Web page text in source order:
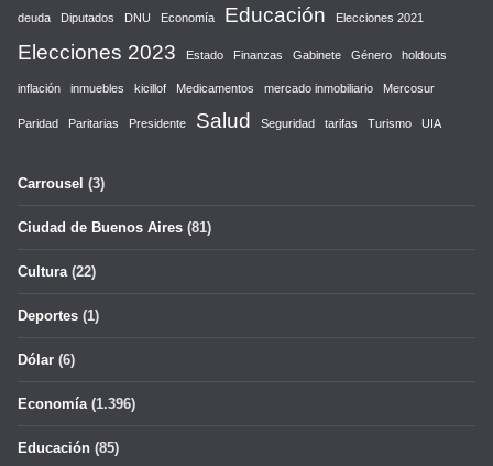
deuda Diputados DNU Economía Educación Elecciones 2021
Elecciones 2023 Estado Finanzas Gabinete Género holdouts
inflación inmuebles kicillof Medicamentos mercado inmobiliario Mercosur
Paridad Paritarias Presidente Salud Seguridad tarifas Turismo UIA
Carrousel (3)
Ciudad de Buenos Aires (81)
Cultura(22)
Deportes (1)
Dólar (6)
Economía(1.396)
Educación (85)